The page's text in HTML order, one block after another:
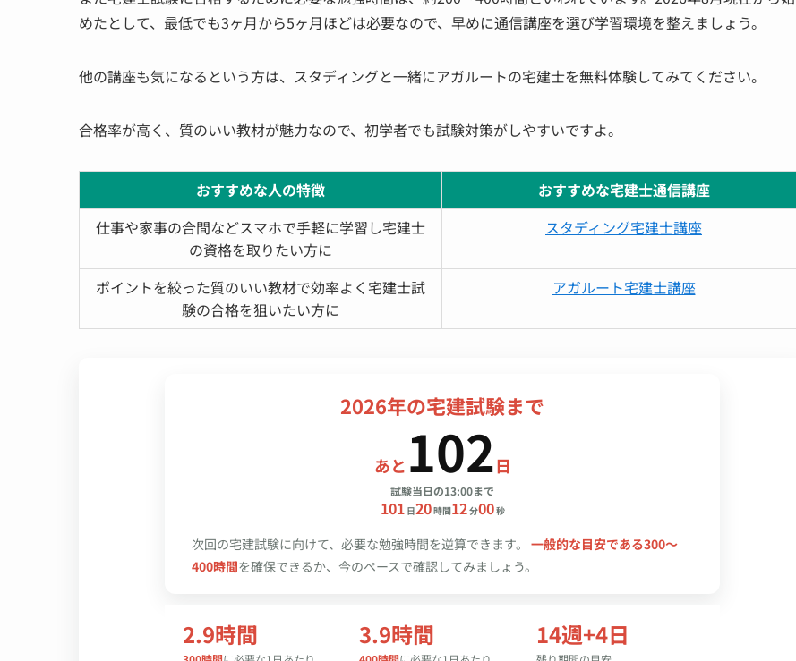
めたとして、最低でも3ヶ月から5ヶ月ほどは必要なので、早めに通信講座を選び学習環境を整えましょう。
他の講座も気になるという方は、スタディングと一緒にアガルートの宅建士を無料体験してみてください。
合格率が高く、質のいい教材が魅力なので、初学者でも試験対策がしやすいですよ。
おすすめな人の特徴
おすすめな宅建士通信講座
仕事や家事の合間などスマホで手軽に学習し宅建士
の資格を取りたい方に
スタディング宅建士講座
ポイントを絞った質のいい教材で効率よく宅建士試
験の合格を狙いたい方に
アガルート宅建士講座
2026年の宅建試験まで
あと 102日
試験当日の13:00まで
101 日20時間12分00秒
次回の宅建試験に向けて、必要な勉強時間を逆算できます。 一般的な目安である300〜
400時間を確保できるか、今のペースで確認してみましょう。
2.9時間 3.9時間 14週+4日